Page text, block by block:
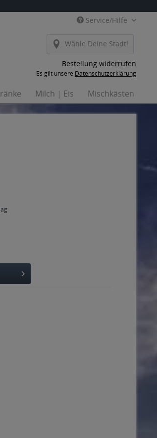
Service/Hilfe
Wähle Deine Stadt!
Bestellung widerrufen
Es gilt unsere Datenschutzerklärung
Milch | Eis Mischkästen